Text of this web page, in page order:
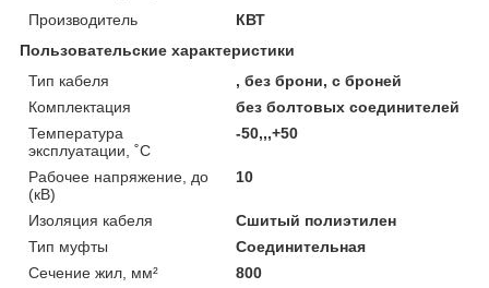
Производитель
КВТ
Пользовательские характеристики
Тип кабеля
, без брони, с броней
Комплектация
без болтовых соединителей
Температура
эксплуатации, ˚С
-50,,,+50
Рабочее напряжение, до
(кВ)
10
Изоляция кабеля
Сшитый полиэтилен
Тип муфты
Соединительная
Сечение жил, мм²
800